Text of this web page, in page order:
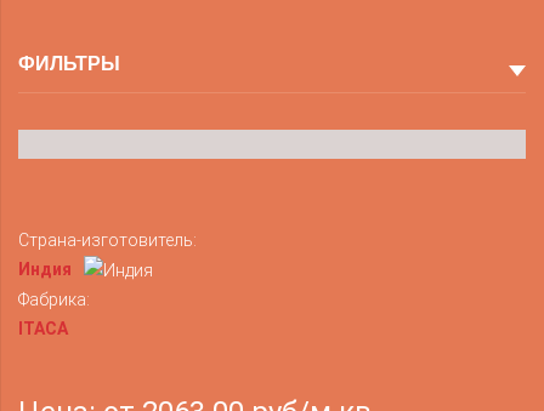
ФИЛЬТРЫ
Страна-изготовитель:
Индия
Фабрика:
ITACA